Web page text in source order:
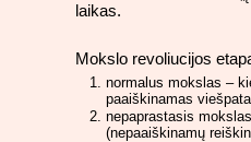
laikas.
Mokslo revoliucijos
normalus mokslas –
paaiškinamas
nepaprastasis
(nepaaiškinamų